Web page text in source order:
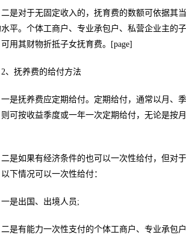
二是对于无固定收入的，抚育费的数额可依据其
平。个体工商户、专业承包户、私营企业主的
用其财物折抵子女抚育费。[page]
2、抚养费的给付方法
一是抚养费应定期给付。定期给付，通常以月、
则可按收益季度或一年一次定期给付，无论是按
二是如果有经济条件的也可以一次性给付，但对
下情况可以一次性给付：
一是出国、出境人员;
二是有能力一次性支付的个体工商户、专业承包